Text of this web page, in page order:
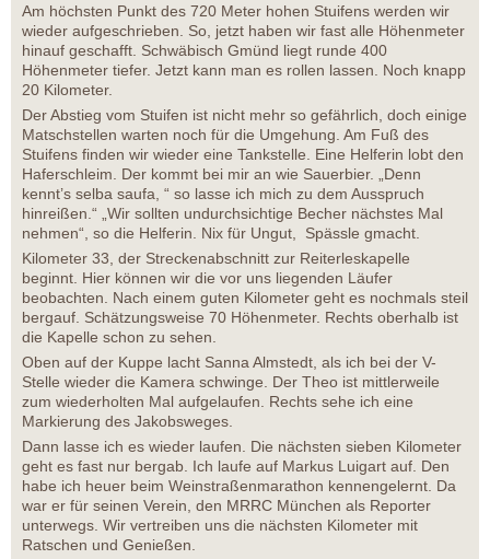
Am höchsten Punkt des 720 Meter hohen Stuifens werden wir
wieder aufgeschrieben. So, jetzt haben wir fast alle Höhenmeter
hinauf geschafft. Schwäbisch Gmünd liegt runde 400
Höhenmeter tiefer. Jetzt kann man es rollen lassen. Noch knapp
20 Kilometer.
Der Abstieg vom Stuifen ist nicht mehr so gefährlich, doch einige
Matschstellen warten noch für die Umgehung. Am Fuß des
Stuifens finden wir wieder eine Tankstelle. Eine Helferin lobt den
Haferschleim. Der kommt bei mir an wie Sauerbier. „Denn
kennt’s selba saufa, “ so lasse ich mich zu dem Ausspruch
hinreißen.“ „Wir sollten undurchsichtige Becher nächstes Mal
nehmen“, so die Helferin. Nix für Ungut, Spässle gmacht.
Kilometer 33, der Streckenabschnitt zur Reiterleskapelle
beginnt. Hier können wir die vor uns liegenden Läufer
beobachten. Nach einem guten Kilometer geht es nochmals steil
bergauf. Schätzungsweise 70 Höhenmeter. Rechts oberhalb ist
die Kapelle schon zu sehen.
Oben auf der Kuppe lacht Sanna Almstedt, als ich bei der V-
Stelle wieder die Kamera schwinge. Der Theo ist mittlerweile
zum wiederholten Mal aufgelaufen. Rechts sehe ich eine
Markierung des Jakobsweges.
Dann lasse ich es wieder laufen. Die nächsten sieben Kilometer
geht es fast nur bergab. Ich laufe auf Markus Luigart auf. Den
habe ich heuer beim Weinstraßenmarathon kennengelernt. Da
war er für seinen Verein, den MRRC München als Reporter
unterwegs. Wir vertreiben uns die nächsten Kilometer mit
Ratschen und Genießen.